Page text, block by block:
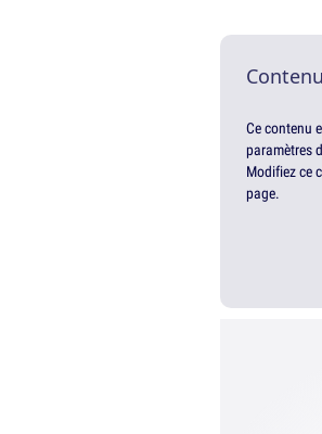
Ce contenu
paramètres
Modifiez ce
page.